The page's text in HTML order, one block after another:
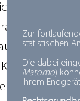
Zur
statistischen
Die dabei
Matomo)
Ihrem
über